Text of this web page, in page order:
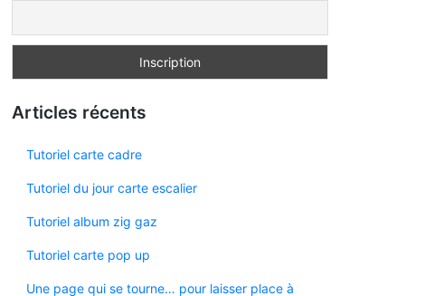
Articles récents
Tutoriel carte cadre
Tutoriel du jour carte escalier
Tutoriel album zig gaz
Tutoriel carte pop up
Une page qui se tourne… pour laisser place à